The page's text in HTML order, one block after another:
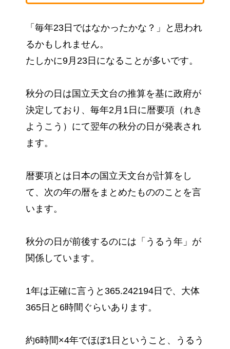
「毎年23日ではなかったかな？」と思われ
るかもしれません。
たしかに9月23日になることが多いです。
秋分の日は国立天文台の推算を基に政府が
決定しており、毎年2月1日に暦要項（れき
ようこう）にて翌年の秋分の日が発表され
ます。
暦要項とは日本の国立天文台が計算をし
て、次の年の暦をまとめたもののことを言
います。
秋分の日が前後するのには「うるう年」が
関係しています。
1年は正確に言うと365.242194日で、大体
365日と6時間ぐらいあります。
約6時間×4年でほぼ1日ということ、うるう